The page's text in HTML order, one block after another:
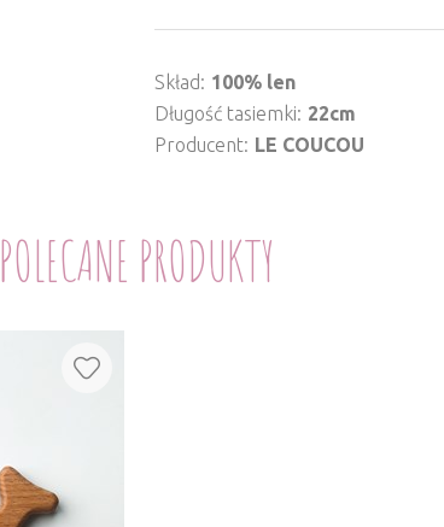
Skład
100% len
Długość tasiemki
22cm
Producent LE COUCOU
POLECANE PRODUKTY